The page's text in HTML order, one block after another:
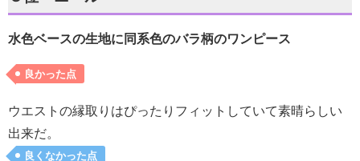
水色ベースの生地に同系色のバラ柄のワンピース
良かった点
ウエストの縁取りはぴったりフィットしていて素晴らしい
出来だ。
良くなかった点